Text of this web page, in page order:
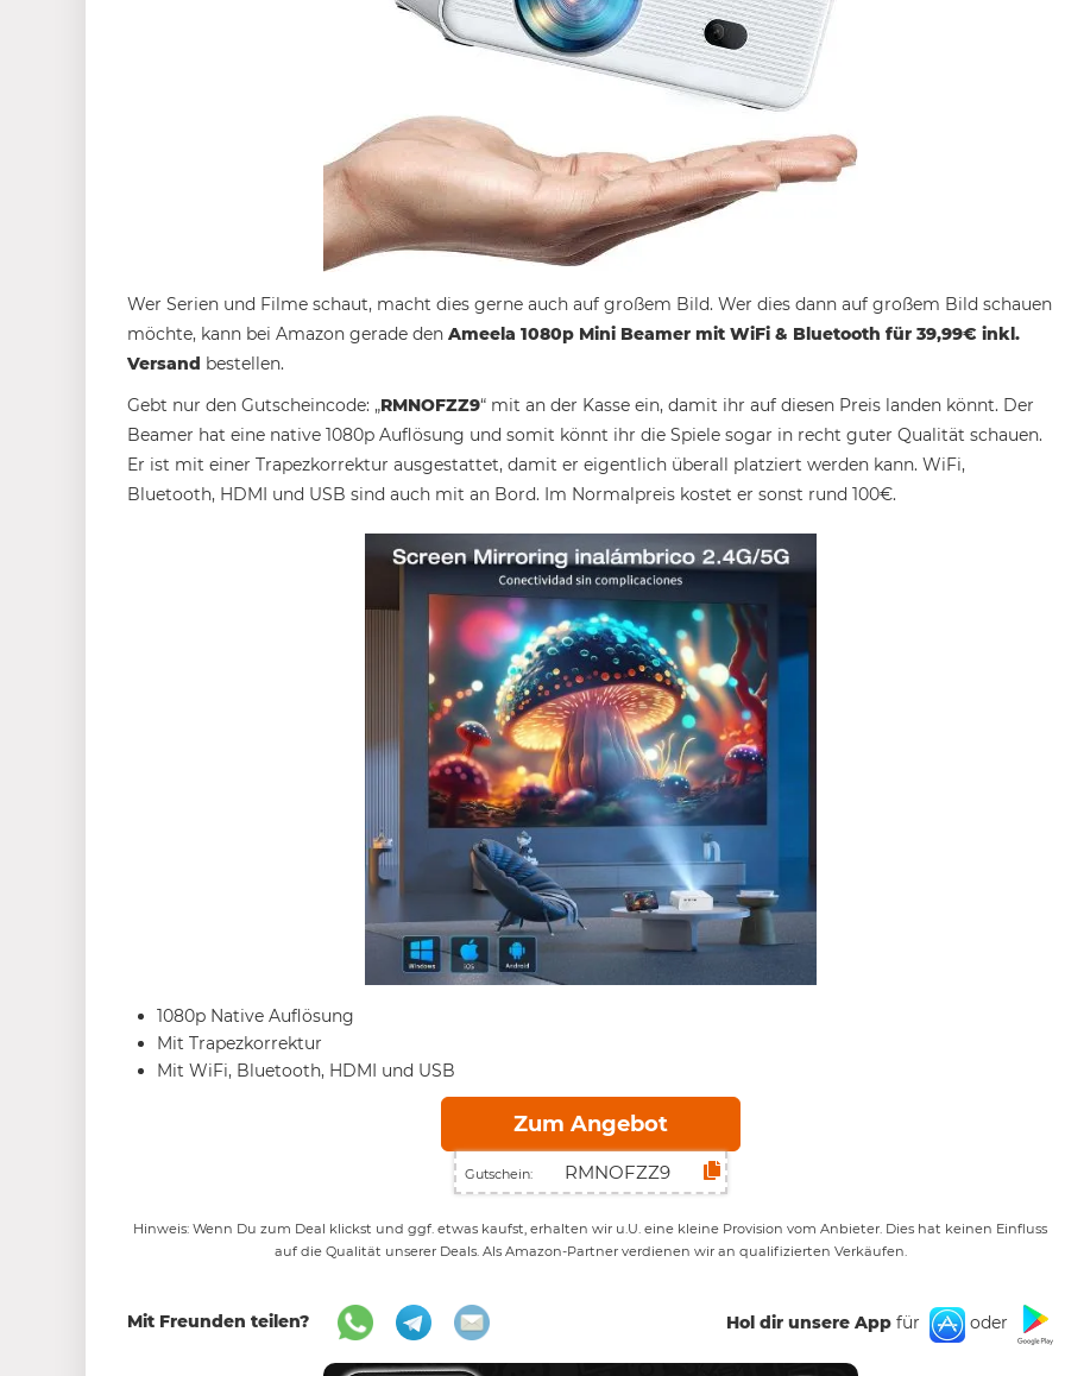
Wer Serien und Filme schaut, macht dies gerne auch auf großem Bild. Wer dies dann auf großem Bild schauen
möchte, kann bei Amazon gerade den Ameela 1080p Mini Beamer mit WiFi & Bluetooth für 39,99€ inkl.
Versand bestellen.
Gebt nur den Gutscheincode: „RMNOFZZ9“ mit an der Kasse ein, damit ihr auf diesen Preis landen könnt. Der
Beamer hat eine native 1080p Auflösung und somit könnt ihr die Spiele sogar in recht guter Qualität schauen.
Er ist mit einer Trapezkorrektur ausgestattet, damit er eigentlich überall platziert werden kann. WiFi,
Bluetooth, HDMI und USB sind auch mit an Bord. Im Normalpreis kostet er sonst rund 100€.
1080p Native Auflösung
Mit Trapezkorrektur
Mit WiFi, Bluetooth, HDMI und USB
Zum Angebot
Gutschein:
Hinweis: Wenn Du zum Deal klickst und ggf. etwas kaufst, erhalten wir u.U. eine kleine Provision vom Anbieter. Dies hat keinen Einfluss
auf die Qualität unserer Deals. Als Amazon-Partner verdienen wir an qualifizierten Verkäufen.
Mit Freunden teilen? Hol dir unsere App für oder